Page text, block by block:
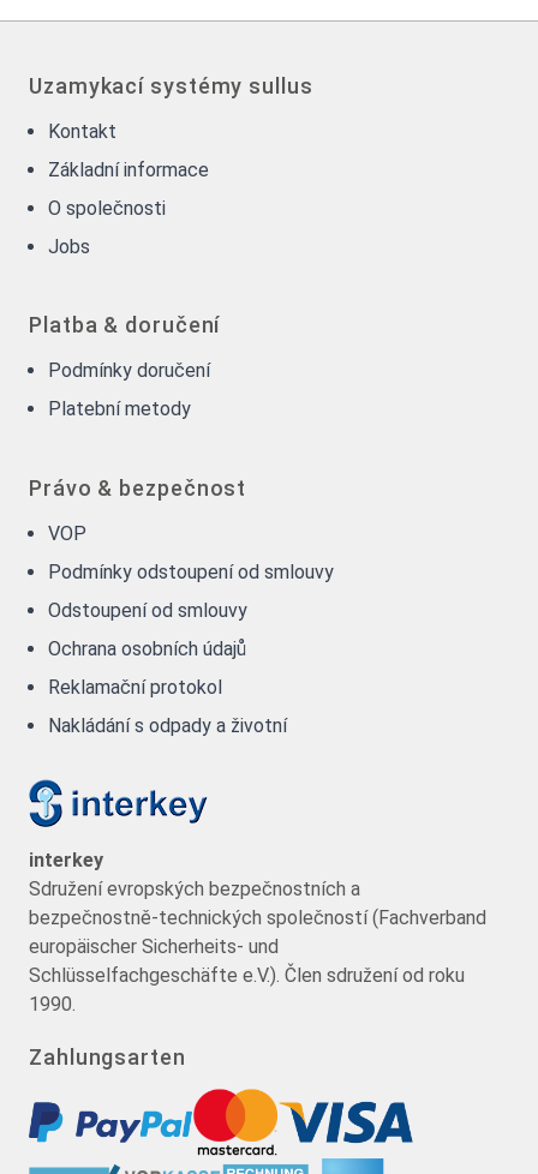
Uzamykací systémy sullus
Kontakt
Základní informace
O společnosti
Jobs
Platba & doručení
Podmínky doručení
Platební metody
Právo & bezpečnost
VOP
Podmínky odstoupení od smlouvy
Odstoupení od smlouvy
Ochrana osobních údajů
Reklamační protokol
Nakládání s odpady a životní
interkey
Sdružení evropských bezpečnostních a
bezpečnostně-technických společností (Fachverband
europäischer Sicherheits- und
Schlüsselfachgeschäfte e.V.). Člen sdružení od roku
1990.
Zahlungsarten